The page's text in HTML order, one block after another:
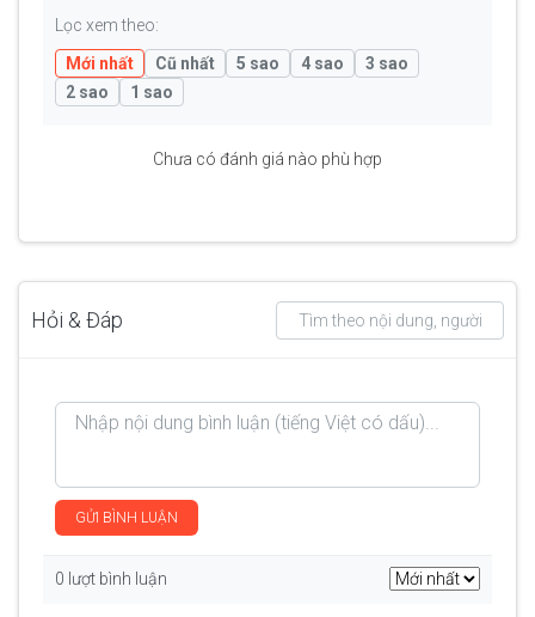
Lọc xem theo:
Mới nhất
Cũ nhất 5 sao 4 sao
3 sao
2 sao
1 sao
Chưa có đánh giá nào phù hợp
Hỏi & Đáp
GỬI BÌNH LUẬN
0 lượt bình luận